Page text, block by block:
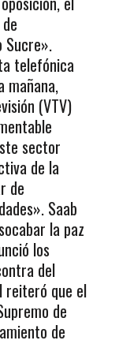
Sucre».
telefónica
mañana,
(VTV)
sector
de la
de
Saab
la paz
los
del
reiteró que el
de
de